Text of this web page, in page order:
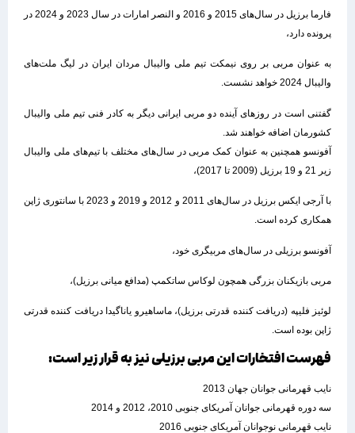
فارما برزیل در سال‌های 2015 و 2016 و النصر امارات در سال 2023 و 2024 در
پرونده دارد،
به عنوان مربی بر روی نیمکت تیم ملی والیبال مردان ایران در لیگ ملت‌های
والیبال 2024 خواهد نشست.
گفتنی است در روزهای آینده دو مربی ایرانی دیگر به کادر فنی تیم ملی والیبال
کشورمان اضافه خواهند شد.
آفونسو همچنین به عنوان کمک مربی در سال‌های مختلف با تیم‌های‌ ملی والیبال
زیر 21 و 19 برزیل (2009 تا 2017)،
با آرجی ایکس برزیل در سال‌های 2011 و 2012 و 2019 و 2023 با سانتوری ژاپن
همکاری کرده است.
آفونسو برزیلی در سال‌های مربیگری خود،
مربی بازیکنان بزرگی همچون لوکاس ساتکمپ (مدافع میانی برزیل)،
لوئیز فلیپه (دریافت کننده قدرتی برزیل)، ماساهیرو یاناگیدا دریافت کننده قدرتی
ژاپن بوده است.
فهرست افتخارات این مربی برزیلی نیز به قرار زیر است:
نایب قهرمانی جوانان جهان 2013
سه دوره قهرمانی جوانان آمریکای جنوبی 2010، 2012 و 2014
نایب قهرمانی نوجوانان آمریکای جنوبی 2016